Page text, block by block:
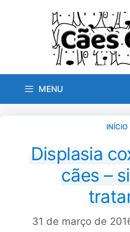
MENU
INÍCIO
Displasia
cães –
31 de março de